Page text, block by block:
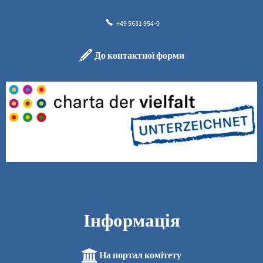
+49 5631 954-0
До контактної форми
Інформація
На портал комітету